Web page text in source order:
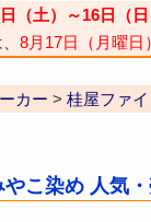
（土）～16日（日
8月17日（月曜日
カー > 桂屋ファ
こ染め 人気